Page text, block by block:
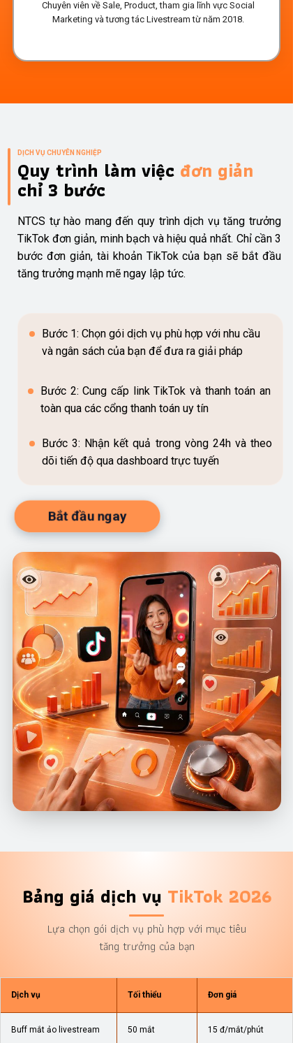
Chuyên viên về Sale, Product, tham gia lĩnh vực Social
Marketing và tương tác Livestream từ năm 2018.
DỊCH VỤ CHUYÊN NGHIỆP
Quy trình làm việc đơn giản
chỉ 3 bước
NTCS tự hào mang đến quy trình dịch vụ tăng trưởng
TikTok đơn giản, minh bạch và hiệu quả nhất. Chỉ cần 3
bước đơn giản, tài khoản TikTok của bạn sẽ bắt đầu
tăng trưởng mạnh mẽ ngay lập tức.
Bước 1: Chọn gói dịch vụ phù hợp với nhu cầu
và ngân sách của bạn để đưa ra giải pháp
Bước 2: Cung cấp link TikTok và thanh toán an
toàn qua các cổng thanh toán uy tín
Bước 3: Nhận kết quả trong vòng 24h và theo
dõi tiến độ qua dashboard trực tuyến
Bắt đầu ngay
Bảng giá dịch vụ TikTok 2026
Lựa chọn gói dịch vụ phù hợp với mục tiêu
tăng trưởng của bạn
Dịch vụ Tối thiểu Đơn giá
Buff mắt ảo livestream 50 mắt 15 đ/mắt/phút